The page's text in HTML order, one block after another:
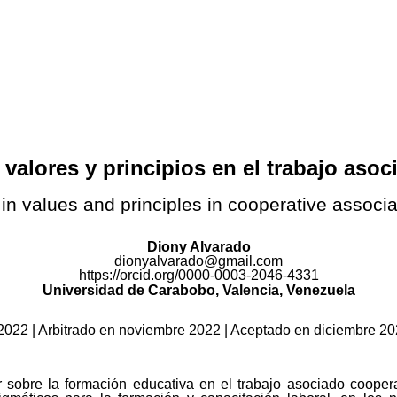
y principios en el trabajo
values and principles in cooperative
DionyAlvarado
dionyalvarado@gmail.com
https://orcid.org/0000-0003-2046-4331
Universidad de Carabobo, Valencia, Venezuela
| Arbitrado en noviembre 2022 | Aceptado en diciembre
la formación educativa en el trabajo asociado